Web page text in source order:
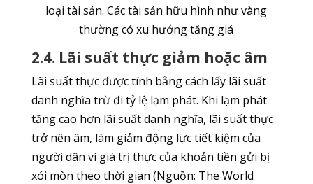
loại tài sản. Các tài sản hữu hình như vàng
thường có xu hướng tăng giá
2.4. Lãi suất thực giảm hoặc âm
Lãi suất thực được tính bằng cách lấy lãi suất
danh nghĩa trừ đi tỷ lệ lạm phát. Khi lạm phát
tăng cao hơn lãi suất danh nghĩa, lãi suất thực
trở nên âm, làm giảm động lực tiết kiệm của
người dân vì giá trị thực của khoản tiền gửi bị
xói mòn theo thời gian (Nguồn: The World